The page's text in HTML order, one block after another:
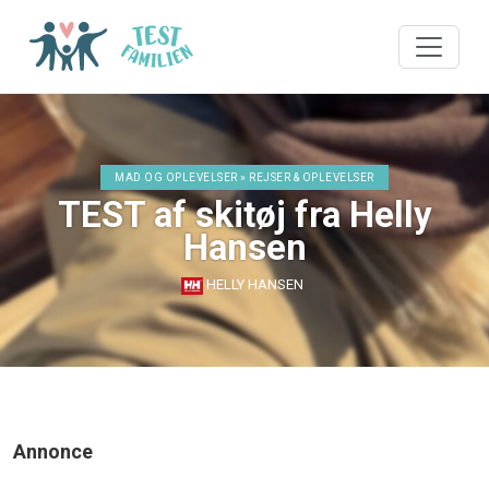
MAD OG OPLEVELSER » REJSER & OPLEVELSER
TEST af skitøj fra Helly
Hansen
HELLY HANSEN
Annonce